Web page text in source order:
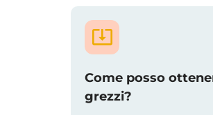
Come posso
grezzi?